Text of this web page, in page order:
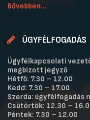
Bővebben...
ÜGYFÉLFOGADÁS
Ügyfélkapcsolati
megbízott jegyző
Hétfő: 7.30 – 12.00
Kedd: 7.30 – 17.00
Szerda: ügyfélfogadás
Csütörtök: 12.30 –
Péntek: 7.30 – 12.00